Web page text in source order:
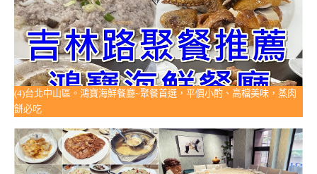
(4)台北中山區。鴻寶海鮮餐廳~聚餐首選，平價小酌、高檔美味，蒸肉
餅必吃